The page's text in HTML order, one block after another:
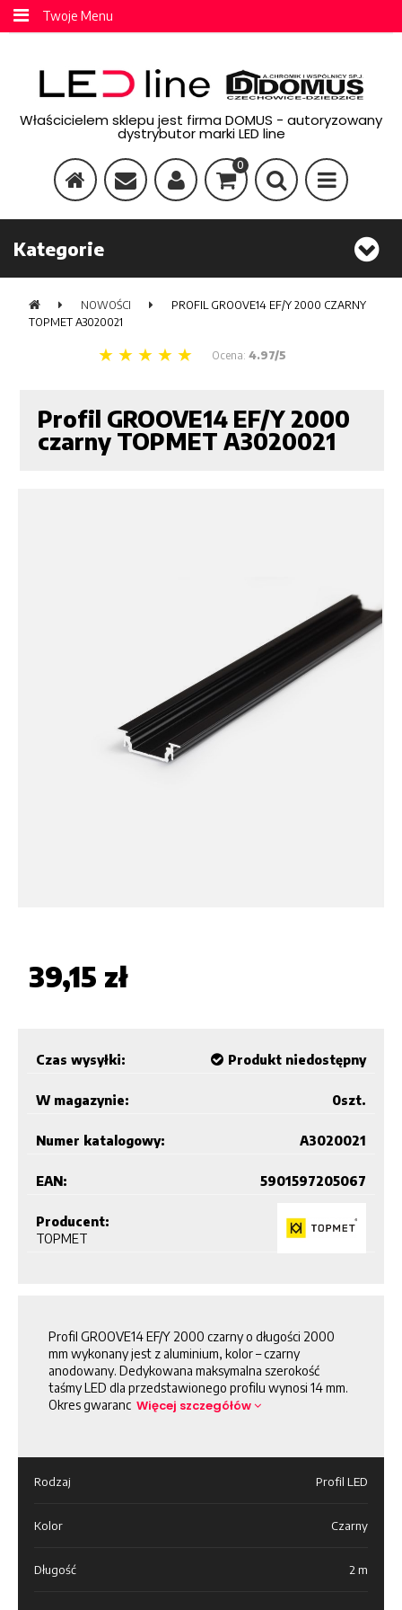
Twoje Menu
Właścicielem sklepu jest firma DOMUS - autoryzowany
dystrybutor marki LED line
0
Kategorie
NOWOŚCI
PROFIL GROOVE14 EF/Y 2000 CZARNY
TOPMET A3020021
Ocena: 4.97/5
Profil GROOVE14 EF/Y 2000
czarny TOPMET A3020021
39,15 zł
Czas wysyłki: Produkt niedostępny
W magazynie: szt.
0
Numer katalogowy: A3020021
EAN: 5901597205067
Producent:
TOPMET
Profil GROOVE14 EF/Y 2000 czarny o długości 2000
mm wykonany jest z aluminium, kolor – czarny
anodowany. Dedykowana maksymalna szerokość
taśmy LED dla przedstawionego profilu wynosi 14 mm.
Okres gwaranc Więcej szczegółów
Rodzaj Profil LED
Kolor Czarny
Długość 2 m